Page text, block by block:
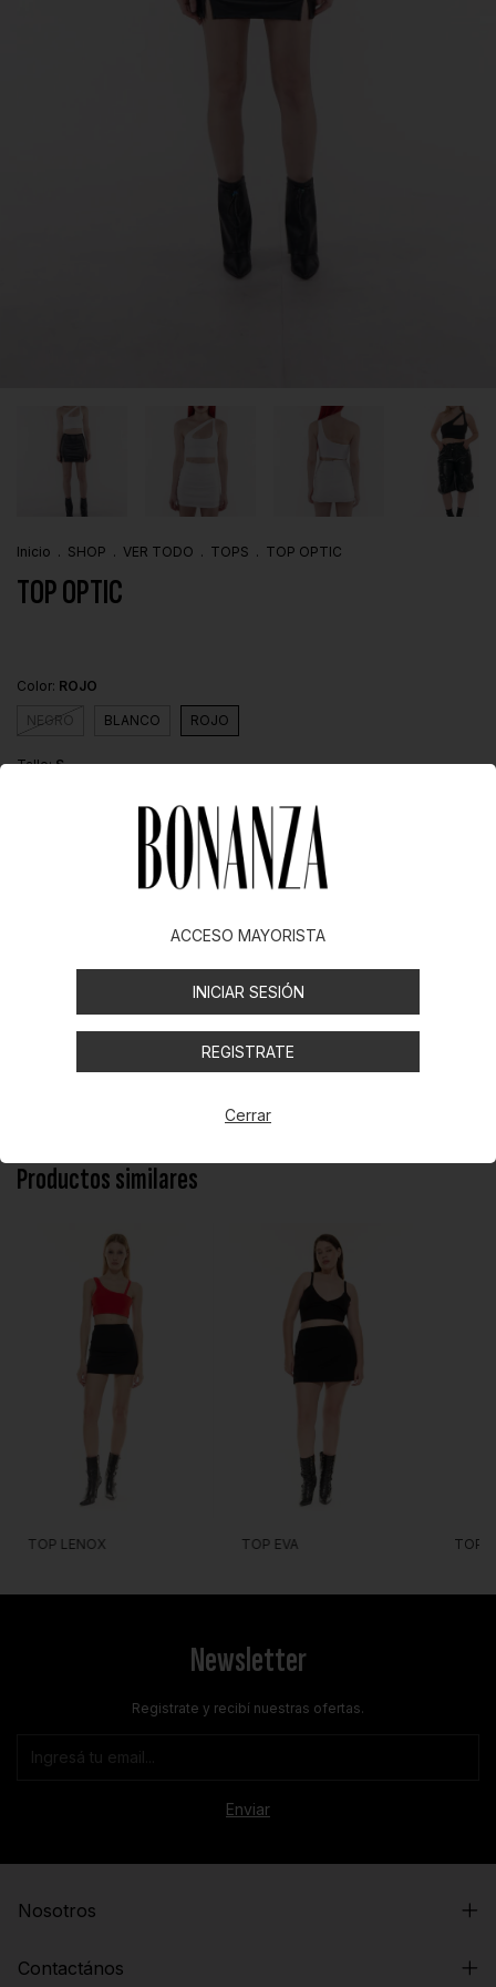
Inicio . SHOP . VER TODO . TOPS . TOP OPTIC
TOP OPTIC
Color: ROJO
NEGRO BLANCO ROJO
Talle:S
Descripción
Top de crep un solo hombro Recorte cut out.
Productos similares
TOP LENOX TOP EVA TOP
Newsletter
Registrate y recibí nuestras ofertas.
Nosotros
Contactános
ACCESO MAYORISTA
INICIAR SESIÓN
REGISTRATE
Cerrar